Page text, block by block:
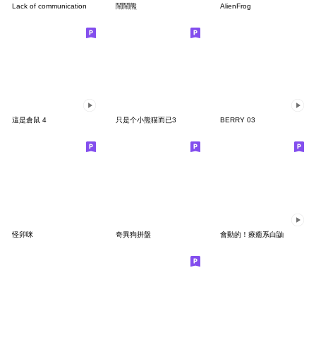
Lack of communication 鬧鬧熊 AlienFrog
這是倉鼠 4 只是个小熊猫而已3 BERRY 03
怪卯咪 奇異狗拼盤 會動的！療癒系白鼬